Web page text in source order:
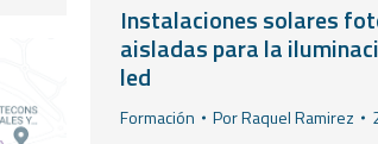
Instalaciones solares
aisladas para la
led
Formación PorRaquel Ramirez